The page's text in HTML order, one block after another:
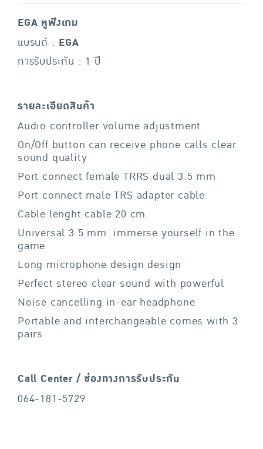
EGA หูฟังเกม
แบรนด์ : EGA
การรับประกัน : 1 ปี
รายละเอียดสินค้า
Audio controller volume adjustment
On/Off button can receive phone calls clear
sound quality
Port connect female TRRS dual 3.5 mm
Port connect male TRS adapter cable
Cable lenght cable 20 cm.
Universal 3.5 mm. immerse yourself in the
game
Long microphone design design
Perfect stereo clear sound with powerful
Noise cancelling in-ear headphone
Portable and interchangeable comes with 3
pairs
Call Center / ช่องทางการรับประกัน
064-181-5729